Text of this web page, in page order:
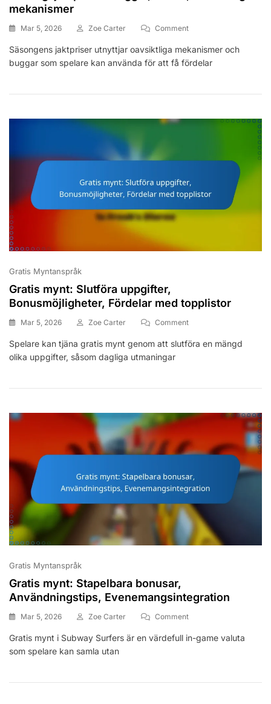
mekanismer
Mar 5, 2026 Zoe Carter CommentOn
Buggar,
Tricks,
Säsongens jaktpriser utnyttjar oavsiktliga mekanismer och
buggar som spelare kan använda för att få fördelar
Gratis Myntanspråk
Gratis mynt: Slutföra uppgifter,
Bonusmöjligheter, Fördelar med topplistor
Mar 5, 2026 Zoe Carter CommentOn
Mynt:
Fördelar
Topplistor
Spelare kan tjäna gratis mynt genom att slutföra en mängd
olika uppgifter, såsom dagliga utmaningar
Gratis Myntanspråk
Gratis mynt: Stapelbara bonusar,
Användningstips, Evenemangsintegration
Mar 5, 2026 Zoe Carter CommentOn
Mynt:
Evenemangsintegration
Gratis mynt i Subway Surfers är en värdefull in-game valuta
som spelare kan samla utan